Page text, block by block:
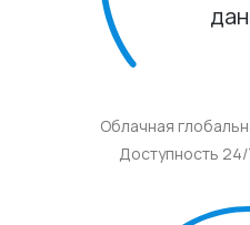
Облачная
Доступность